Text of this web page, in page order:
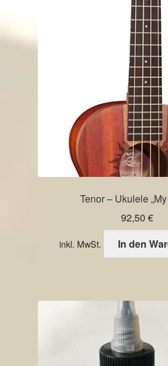
Tenor – Ukulele
92,50 €
inkl. MwSt. In den